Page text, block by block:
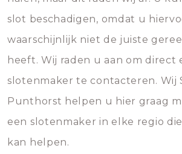
slot beschadigen, omdat u
waarschijnlijk niet de juiste
heeft. Wij raden u aan om direct
slotenmaker te contacteren. Wij
Punthorst helpen u hier graag
een slotenmaker in elke regio
kan helpen.